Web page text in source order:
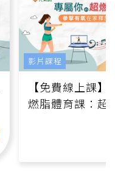
【免費線上課
燃脂體育課：超
影片課程